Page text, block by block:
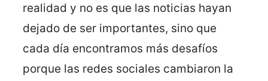
realidad y no es que las noticias hayan
dejado de ser importantes, sino que
cada día encontramos más desafíos
porque las redes sociales cambiaron la